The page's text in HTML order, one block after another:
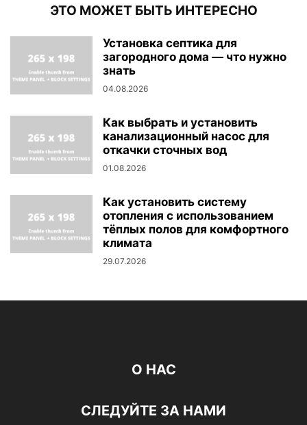
ЭТО МОЖЕТ БЫТЬ ИНТЕРЕСНО
Установка септика для
загородного дома — что нужно
знать
04.08.2026
Как выбрать и установить
канализационный насос для
откачки сточных вод
01.08.2026
Как установить систему
отопления с использованием
тёплых полов для комфортного
климата
29.07.2026
О НАС
СЛЕДУЙТЕ ЗА НАМИ